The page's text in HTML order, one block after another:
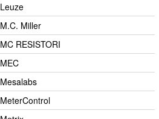
Leuze
M.C. Miller
MC RESISTORI
MEC
Mesalabs
MeterControl